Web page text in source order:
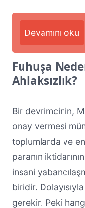
Devamını oku
Fuhuşa
Ahlaksızlık?
Bir devrimcinin,
onay vermesi
toplumlarda ve
paranın
insani
biridir.
gerekir. Peki